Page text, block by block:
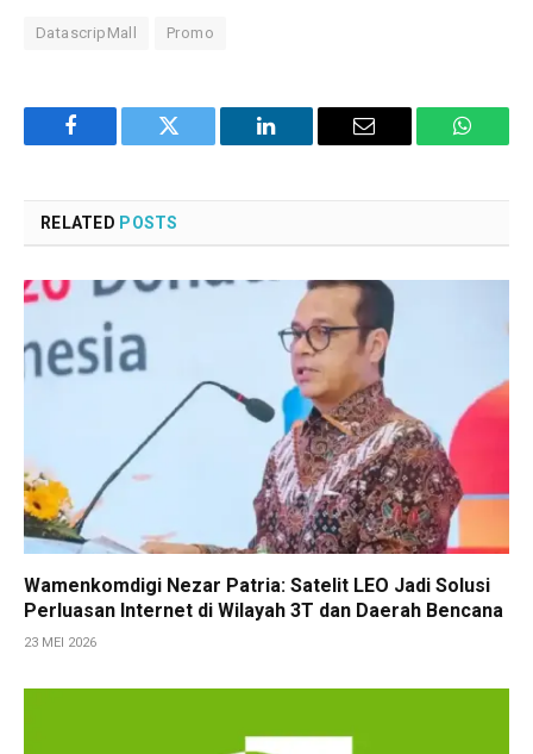
DatascripMall Promo
Facebook Twitter LinkedIn Email
RELATED POSTS
Wamenkomdigi Nezar Patria: Satelit LEO Jadi Solusi
Perluasan Internet di Wilayah 3T dan Daerah Bencana
23 MEI 2026